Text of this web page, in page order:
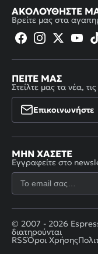
ΑΚΟΛΟΥΘΉΣΤΕ
Βρείτε μας στα
ΠΕΊΤΕ ΜΑΣ
Στείλτε μας τα νέα,
Επικοινωνήστε
ΜΗΝ ΧΆΣΕΤΕ
Εγγραφείτε στο
© 2007 - 2026
διατηρούνται
RSSΌροι Χρήσης